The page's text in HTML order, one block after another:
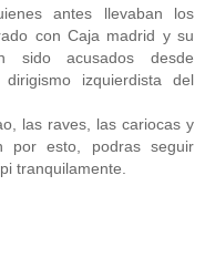
antes llevaban los
con Caja madrid y su
sido acusados desde
izquierdista del
las raves, las cariocas y
por esto, podras seguir
tranquilamente.